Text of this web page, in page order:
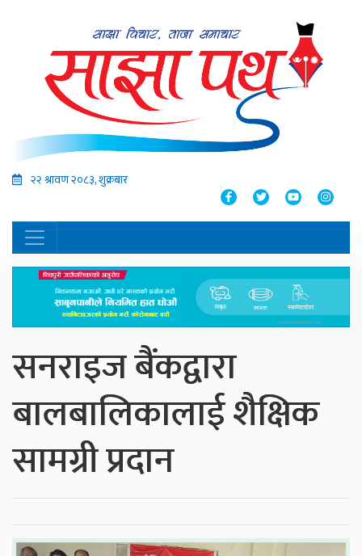
२२ श्रावण २०८३, शुक्रबार
सनराइज बैंकद्वारा
बालबालिकालाई शैक्षिक
सामग्री प्रदान